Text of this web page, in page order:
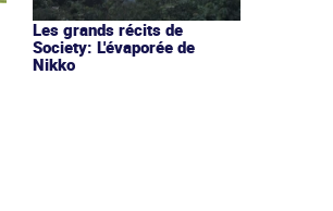
Les grands récits de
Society: L'évaporée de
Nikko